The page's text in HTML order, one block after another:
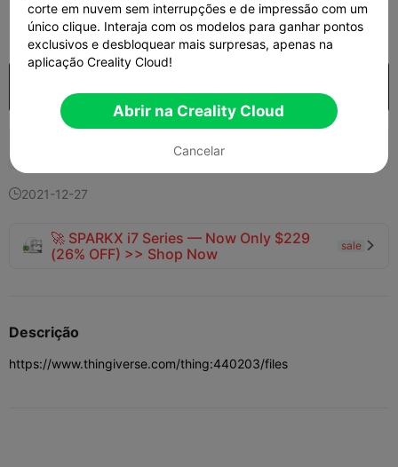
5 
2021-12-27
🚀 SPARKX i7 Series — Now Only $229
(26% OFF) >> Shop Now
sale 
Descrição
https://www.thingiverse.com/thing:440203/files
corte em nuvem sem interrupções e de impressão com um
único clique. Interaja com os modelos para ganhar pontos
exclusivos e desbloquear mais surpresas, apenas na
aplicação Creality Cloud!
Abrir na Creality Cloud
Cancelar